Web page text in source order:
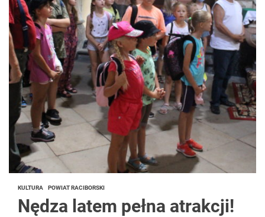
KULTURA POWIAT RACIBORSKI
Nędza latem pełna atrakcji!